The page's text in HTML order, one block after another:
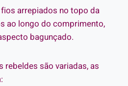
arrepiados no topo da
ao longo do comprimento,
bagunçado.
rebeldes são variadas, as